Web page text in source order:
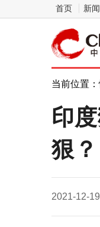
首页 新闻
当前位置：
印
狠？
2021-12-